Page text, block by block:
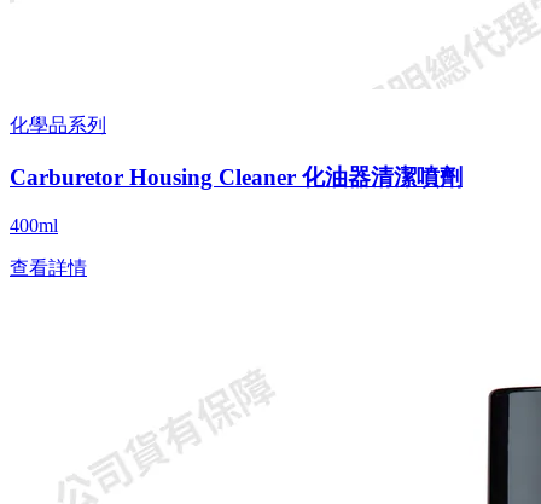
化學品系列
Carburetor Housing Cleaner 化油器清潔噴劑
400ml
查看詳情